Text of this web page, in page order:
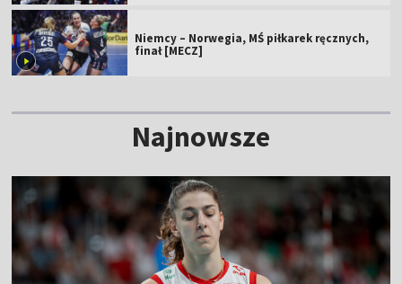
Niemcy – Norwegia, MŚ piłkarek ręcznych,
finał [MECZ]
Najnowsze